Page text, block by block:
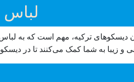
دیسکوهای ترکیه، مهم است که به
زیبا به شما کمک می‌کنند تا در